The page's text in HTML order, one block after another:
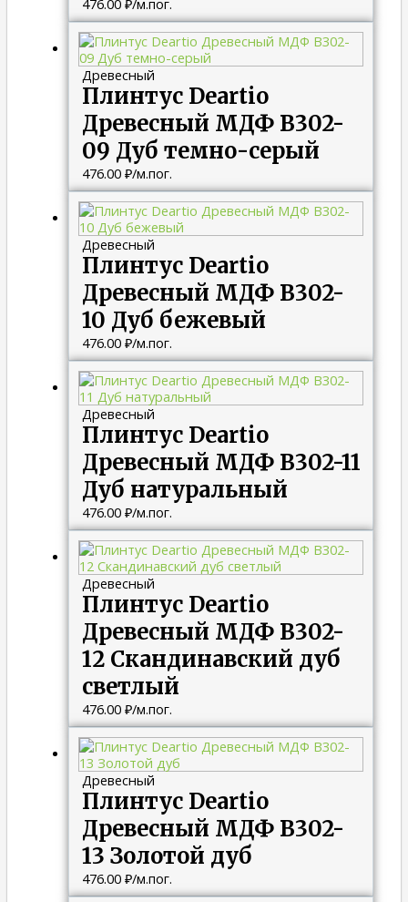
476.00 ₽/м.пог.
Древесный
Плинтус Deartio
Древесный МДФ B302-
09 Дуб темно-серый
476.00 ₽/м.пог.
Древесный
Плинтус Deartio
Древесный МДФ B302-
10 Дуб бежевый
476.00 ₽/м.пог.
Древесный
Плинтус Deartio
Древесный МДФ B302-11
Дуб натуральный
476.00 ₽/м.пог.
Древесный
Плинтус Deartio
Древесный МДФ B302-
12 Скандинавский дуб
светлый
476.00 ₽/м.пог.
Древесный
Плинтус Deartio
Древесный МДФ B302-
13 Золотой дуб
476.00 ₽/м.пог.